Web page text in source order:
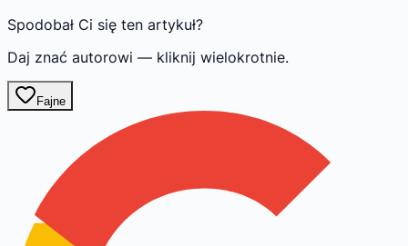
Spodobał Ci się ten artykuł?
Daj znać autorowi — kliknij wielokrotnie.
Fajne